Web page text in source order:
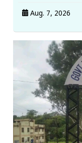
Aug. 7, 2026